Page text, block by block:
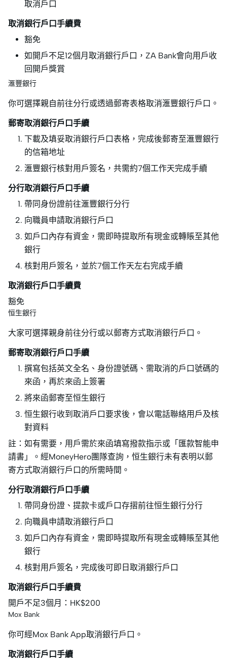
取消戶口
取消銀行戶口手續費
豁免
如開戶不足12個月取消銀行戶口，ZA Bank會向用戶收
回開戶獎賞
滙豐銀行
你可選擇親自前往分行或透過郵寄表格取消滙豐銀行戶口。
郵寄取消銀行戶口手續
下載及填妥取消銀行戶口表格，完成後郵寄至滙豐銀行
的信箱地址
滙豐銀行核對用戶簽名，共需約7個工作天完成手續
分行取消銀行戶口手續
帶同身份證前往滙豐銀行分行
向職員申請取消銀行戶口
如戶口內存有資金，需即時提取所有現金或轉賬至其他
銀行
核對用戶簽名，並於7個工作天左右完成手續
取消銀行戶口手續費
豁免
恒生銀行
大家可選擇親身前往分行或以郵寄方式取消銀行戶口。
郵寄取消銀行戶口手續
撰寫包括英文全名、身份證號碼、需取消的戶口號碼的
來函，再於來函上簽署
將來函郵寄至恒生銀行
恒生銀行收到取消戶口要求後，會以電話聯絡用戶及核
對資料
註：如有需要，用戶需於來函填寫撥款指示或「匯款智能申
請書」。經MoneyHero團隊查詢，恒生銀行未有表明以郵
寄方式取消銀行戶口的所需時間。
分行取消銀行戶口手續
帶同身份證、提款卡或戶口存摺前往恒生銀行分行
向職員申請取消銀行戶口
如戶口內存有資金，需即時提取所有現金或轉賬至其他
銀行
核對用戶簽名，完成後可即日取消銀行戶口
取消銀行戶口手續費
開戶不足3個月：HK$200
Mox Bank
你可經Mox Bank App取消銀行戶口。
取消銀行戶口手續